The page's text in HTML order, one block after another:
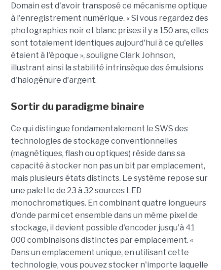
Domain est d'avoir transposé ce mécanisme optique
à l'enregistrement numérique. « Si vous regardez des
photographies noir et blanc prises il y a 150 ans, elles
sont totalement identiques aujourd'hui à ce qu'elles
étaient à l'époque », souligne Clark Johnson,
illustrant ainsi la stabilité intrinsèque des émulsions
d'halogénure d'argent.
Sortir du paradigme binaire
Ce qui distingue fondamentalement le SWS des
technologies de stockage conventionnelles
(magnétiques, flash ou optiques) réside dans sa
capacité à stocker non pas un bit par emplacement,
mais plusieurs états distincts. Le système repose sur
une palette de 23 à 32 sources LED
monochromatiques. En combinant quatre longueurs
d'onde parmi cet ensemble dans un même pixel de
stockage, il devient possible d'encoder jusqu'à 41
000 combinaisons distinctes par emplacement. «
Dans un emplacement unique, en utilisant cette
technologie, vous pouvez stocker n'importe laquelle